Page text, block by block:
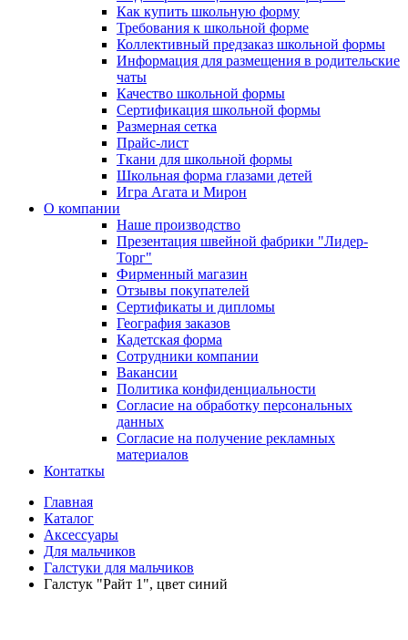
Как купить школьную форму
Требования к школьной форме
Коллективный предзаказ школьной формы
Информация для размещения в родительские
чаты
Качество школьной формы
Сертификация школьной формы
Размерная сетка
Прайс-лист
Ткани для школьной формы
Школьная форма глазами детей
Игра Агата и Мирон
О компании
Наше производство
Презентация швейной фабрики "Лидер-
Торг"
Фирменный магазин
Отзывы покупателей
Сертификаты и дипломы
География заказов
Кадетская форма
Сотрудники компании
Вакансии
Политика конфиденциальности
Согласие на обработку персональных
данных
Согласие на получение рекламных
материалов
Контаткы
Главная
Каталог
Аксессуары
Для мальчиков
Галстуки для мальчиков
Галстук "Райт 1", цвет синий